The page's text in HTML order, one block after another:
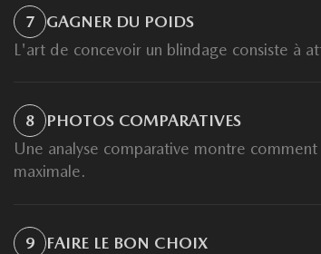
7
GAGNER DU POIDS
L'art de concevoir un blindage consiste à
8
PHOTOS COMPARATIVES
Une analyse comparative montre
maximale.
9
FAIRE LE BON CHOIX